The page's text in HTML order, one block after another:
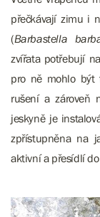
přečkávají zimu i
(Barbastella
zvířata potřebují
pro ně mohlo být
rušení a zároveň
jeskyně je
zpřístupněna na
aktivní a přesídlí